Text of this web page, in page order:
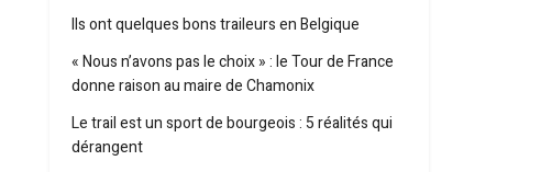
Ils ont quelques bons traileurs en Belgique
« Nous n’avons pas le choix » : le Tour de France
donne raison au maire de Chamonix
Le trail est un sport de bourgeois : 5 réalités qui
dérangent